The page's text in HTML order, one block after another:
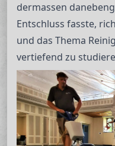
dermassen
Entschluss fasste,
und das Thema
vertiefend zu